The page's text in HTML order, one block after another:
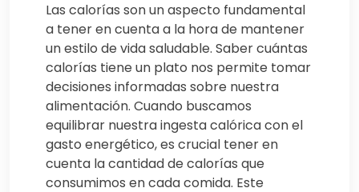
Las calorías son un aspecto fundamental
a tener en cuenta a la hora de mantener
un estilo de vida saludable. Saber cuántas
calorías tiene un plato nos permite tomar
decisiones informadas sobre nuestra
alimentación. Cuando buscamos
equilibrar nuestra ingesta calórica con el
gasto energético, es crucial tener en
cuenta la cantidad de calorías que
consumimos en cada comida. Este